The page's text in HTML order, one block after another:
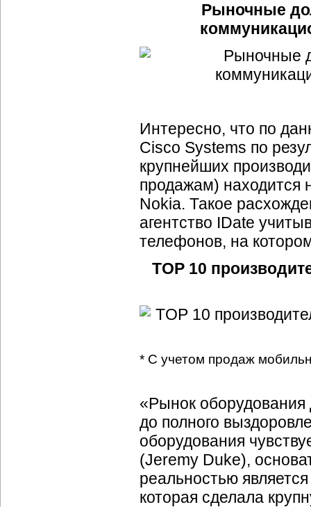
Рыночные
Интересно, что по
Cisco Systems по
крупнейших
продажам) находится
Nokia. Такое
агентство IDate
телефонов, на
TОР 10
* С учетом продаж
«Рынок
до полного
оборудования
(Jeremy Duke),
реальностью
которая сделала